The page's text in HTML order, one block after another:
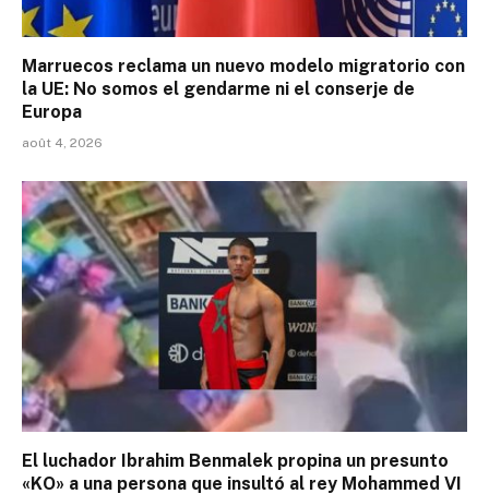
Marruecos reclama un nuevo modelo migratorio con
la UE: No somos el gendarme ni el conserje de
Europa
août 4, 2026
El luchador Ibrahim Benmalek propina un presunto
«KO» a una persona que insultó al rey Mohammed VI